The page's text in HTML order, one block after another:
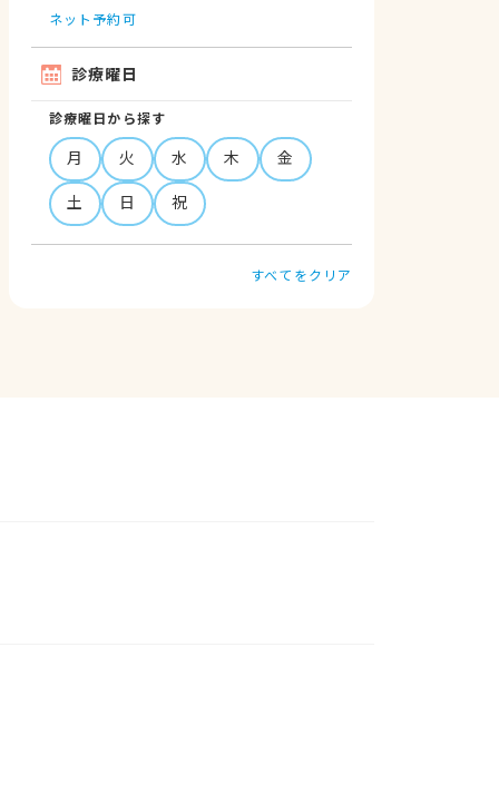
ネット予約可
診療曜日
診療曜日から探す
月 火 水 木
金
土
日 祝
すべてをクリア